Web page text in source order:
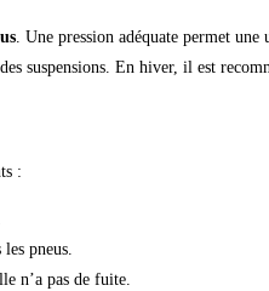
. Une pression adéquate permet
suspensions. En hiver, il est
:
pneus.
n’a pas de fuite.